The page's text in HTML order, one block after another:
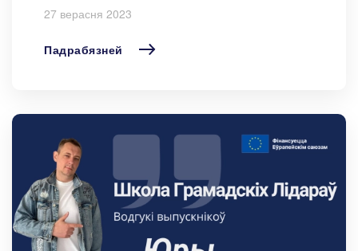
27 верасня 2023
Падрабязней